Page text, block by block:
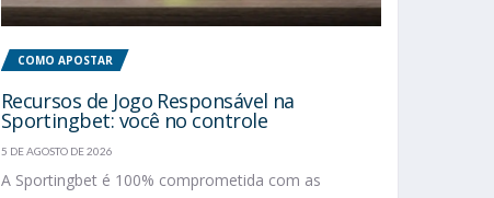
COMO APOSTAR
Recursos de Jogo Responsável na
Sportingbet: você no controle
5 DE AGOSTO DE 2026
A Sportingbet é 100% comprometida com as